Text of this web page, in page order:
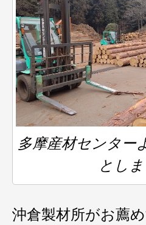
多摩産材センター
としま
沖倉製材所がお薦